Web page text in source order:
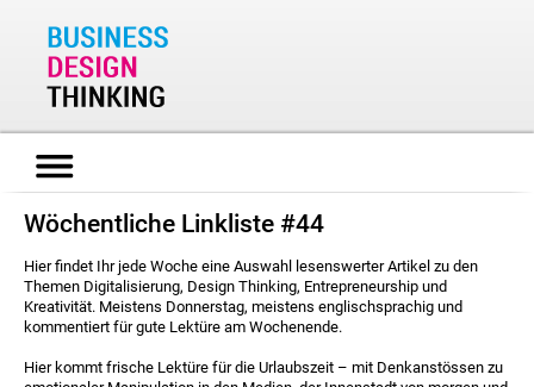
Wöchentliche Linkliste #44
Hier findet Ihr jede Woche eine Auswahl lesenswerter Artikel zu den
Themen Digitalisierung, Design Thinking, Entrepreneurship und
Kreativität. Meistens Donnerstag, meistens englischsprachig und
kommentiert für gute Lektüre am Wochenende.
Hier kommt frische Lektüre für die Urlaubszeit – mit Denkanstössen zu